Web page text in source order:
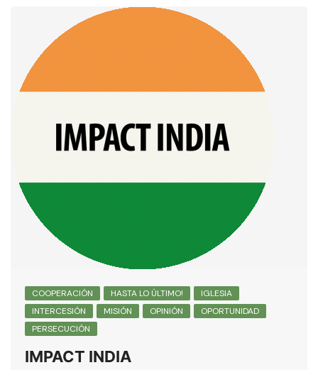
COOPERACIÓN HASTA LO ÚLTIMO!
IGLESIA
INTERCESIÓN
MISIÓN OPINIÓN
OPORTUNIDAD
PERSECUCIÓN
IMPACT INDIA